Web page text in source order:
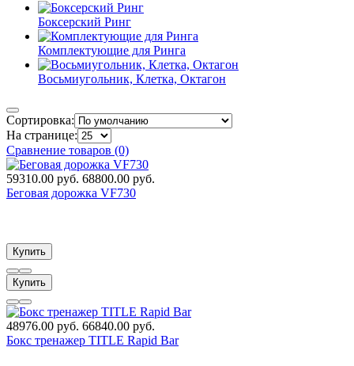
Боксерский Ринг
Комплектующие для Ринга
Восьмиугольник, Клетка, Октагон
Сортировка:
На странице:
Сравнение товаров (0)
59310.00 руб. 68800.00 руб.
Беговая дорожка VF730
Купить
Купить
48976.00 руб. 66840.00 руб.
Бокс тренажер TITLE Rapid Bar